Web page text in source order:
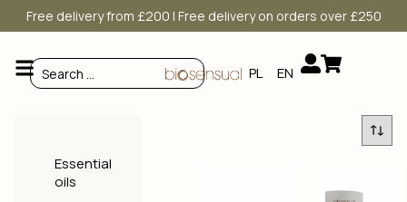
Free delivery from £200 | Free delivery on orders over £250
PL EN
Essential
oils